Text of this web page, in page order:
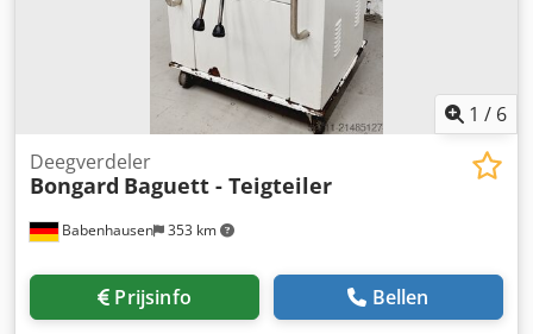
1 / 6
Babenhausen 353 km
Deegverdeler
Bongard Baguett - Teigteiler
Prijsinfo Bellen